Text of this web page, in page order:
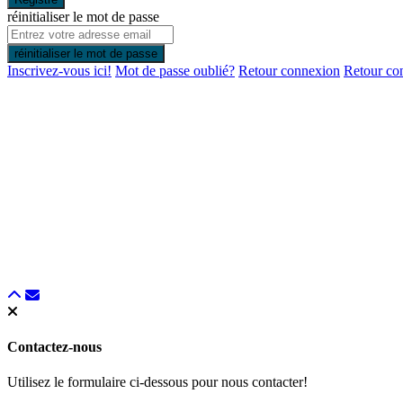
réinitialiser le mot de passe
réinitialiser le mot de passe
Inscrivez-vous ici! Mot de passe oublié? Retour connexion Retour
Contactez-nous
Utilisez le formulaire ci-dessous pour nous contacter!